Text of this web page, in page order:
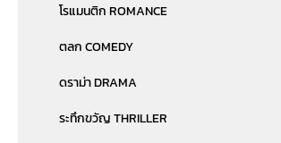
โรแมนติก ROMANCE
ตลก COMEDY
ดราม่า DRAMA
ระทึกขวัญ THRILLER